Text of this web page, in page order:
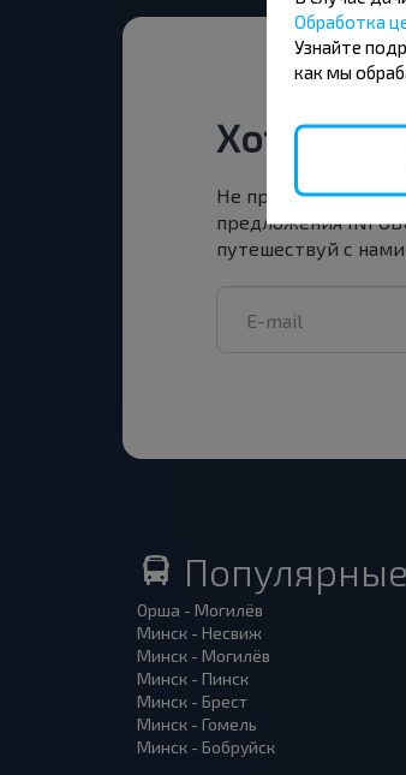
Хотите
Не пропусти
предложения
путешествуй с
Орша - Могилёв
Минск - Несвиж
Минск - Могилёв
Минск - Пинск
Минск - Брест
Минск - Гомель
Минск - Бобруйск
Обработка
Узнайте
как мы